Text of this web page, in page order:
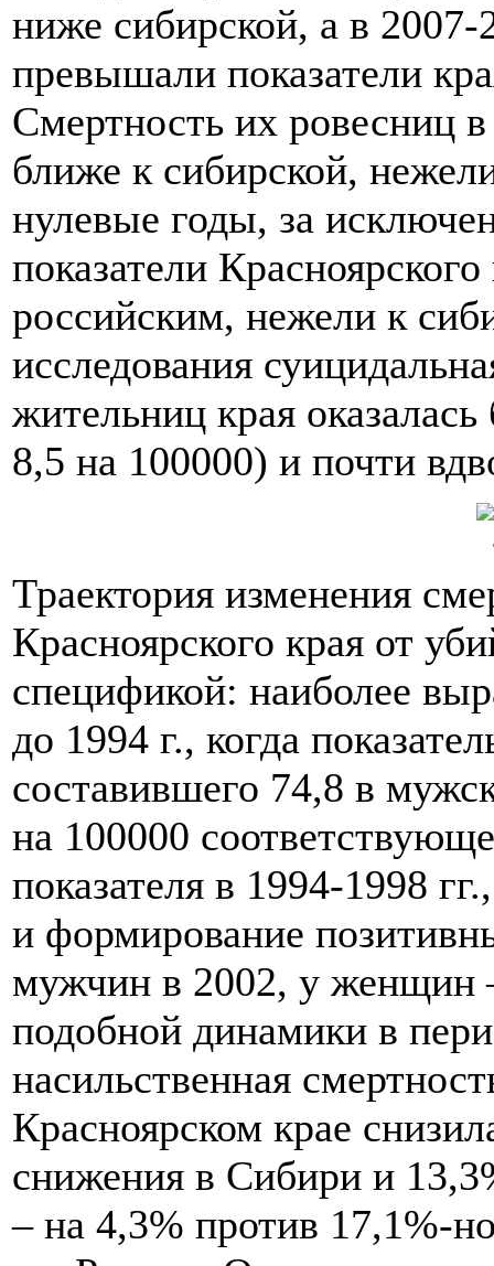
ниже сибирской, а в 2007-
превышали показатели
Смертность их ровесниц
ближе к сибирской,
нулевые годы, за
показатели
российским, нежели к
исследования
жительниц края
8,5 на 100000) и почти
Траектория изменения
Красноярского края от
спецификой: наиболее
до 1994 г., когда
составившего 74,8 в
на 100000
показателя в 1994-1998
и формирование
мужчин в 2002, у женщин
подобной динамики в
насильственная
Красноярском крае
снижения в Сибири и
– на 4,3% против 17,1%-